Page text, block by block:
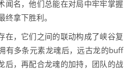
闻名，他们总能在对局中牢牢掌握
终拿下胜利。
在，它们之间的联动构成了峡谷复
有多条元素龙魂后，远古龙的buff
后，再配合龙魂的加持，团队的战